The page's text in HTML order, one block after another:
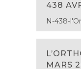
438
N-438-
MARS